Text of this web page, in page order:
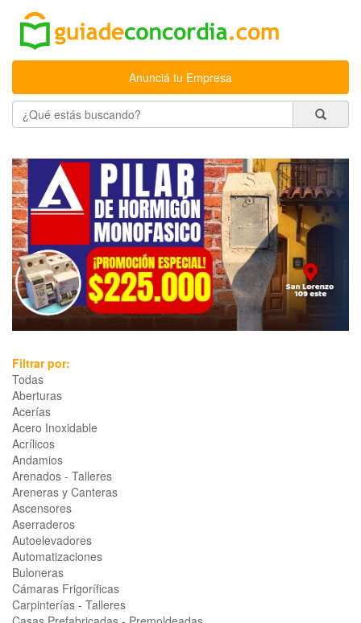
Anunciá tu Empresa
Filtrar por:
Todas
Aberturas
Acerías
Acero Inoxidable
Acrílicos
Andamios
Arenados - Talleres
Areneras y Canteras
Ascensores
Aserraderos
Autoelevadores
Automatizaciones
Buloneras
Cámaras Frigoríficas
Carpinterías - Talleres